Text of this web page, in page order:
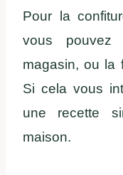
Pour la
vous pouvez
magasin, ou la
Si cela vous
une recette
maison.